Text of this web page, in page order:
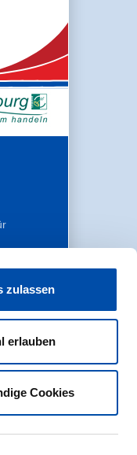
zulassen
erlauben
Cookies